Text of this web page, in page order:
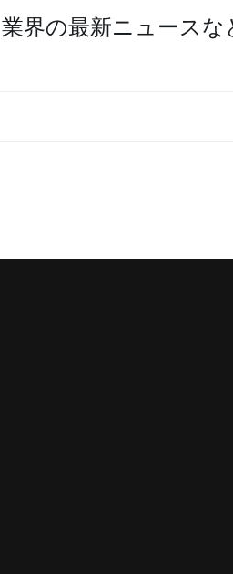
界の最新ニュースな